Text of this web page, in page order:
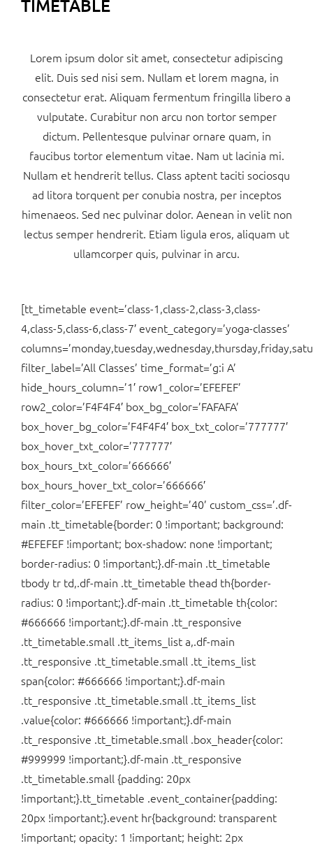
TIMETABLE
Lorem ipsum dolor sit amet, consectetur adipiscing
elit. Duis sed nisi sem. Nullam et lorem magna, in
consectetur erat. Aliquam fermentum fringilla libero a
vulputate. Curabitur non arcu non tortor semper
dictum. Pellentesque pulvinar ornare quam, in
faucibus tortor elementum vitae. Nam ut lacinia mi.
Nullam et hendrerit tellus. Class aptent taciti sociosqu
ad litora torquent per conubia nostra, per inceptos
himenaeos. Sed nec pulvinar dolor. Aenean in velit non
lectus semper hendrerit. Etiam ligula eros, aliquam ut
ullamcorper quis, pulvinar in arcu.
[tt_timetable event=’class-1,class-2,class-3,class-
4,class-5,class-6,class-7′ event_category=’yoga-classes’
filter_label=’All Classes’ time_format=’g:i A’
hide_hours_column=’1′ row1_color=’EFEFEF’
row2_color=’F4F4F4′ box_bg_color=’FAFAFA’
box_hover_bg_color=’F4F4F4′ box_txt_color=’777777′
box_hover_txt_color=’777777′
box_hours_txt_color=’666666′
box_hours_hover_txt_color=’666666′
filter_color=’EFEFEF’ row_height=’40’ custom_css=’.df-
main .tt_timetable{border: 0 !important; background:
#EFEFEF !important; box-shadow: none !important;
border-radius: 0 !important;}.df-main .tt_timetable
tbody tr td,.df-main .tt_timetable thead th{border-
radius: 0 !important;}.df-main .tt_timetable th{color:
#666666 !important;}.df-main .tt_responsive
.tt_timetable.small .tt_items_list a,.df-main
.tt_responsive .tt_timetable.small .tt_items_list
span{color: #666666 !important;}.df-main
.tt_responsive .tt_timetable.small .tt_items_list
.value{color: #666666 !important;}.df-main
.tt_responsive .tt_timetable.small .box_header{color:
#999999 !important;}.df-main .tt_responsive
.tt_timetable.small {padding: 20px
!important;}.tt_timetable .event_container{padding:
20px !important;}.event hr{background: transparent
!important; opacity: 1 !important; height: 2px